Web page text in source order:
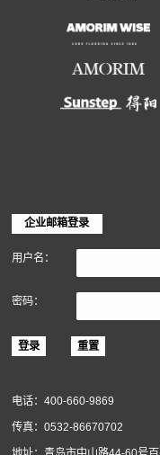
地面装饰材料